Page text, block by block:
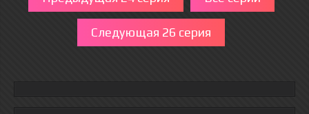
Следующая 26 серия